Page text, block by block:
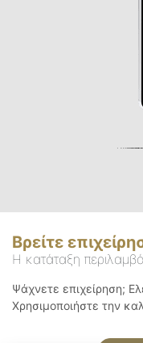
Βρείτε
Η κατάταξη
Ψάχνετε επιχείρηση;
Χρησιμοποιήστε την